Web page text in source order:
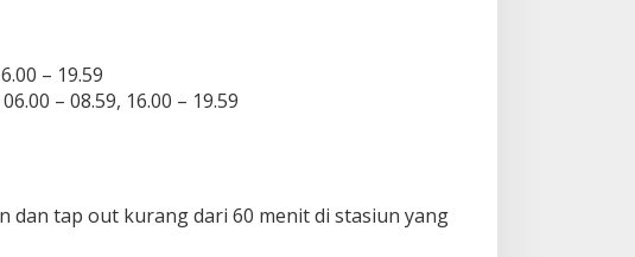
– 19.59
– 08.59, 16.00 – 19.59
dan tap out kurang dari 60 menit di stasiun yang